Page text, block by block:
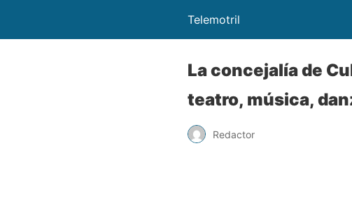
Telemotril
La concejalía de
teatro, música,
Redactor